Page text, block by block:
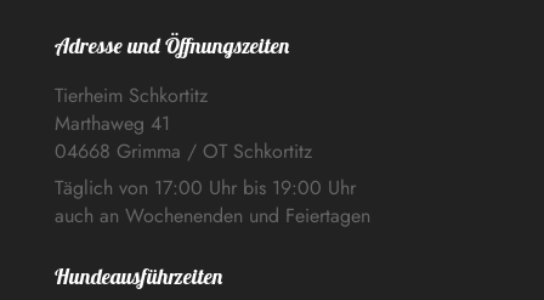
Adresse und Öffnungszeiten
Tierheim Schkortitz
Marthaweg 41
04668 Grimma / OT Schkortitz
Täglich von 17:00 Uhr bis 19:00 Uhr
auch an Wochenenden und Feiertagen
Hundeausführzeiten